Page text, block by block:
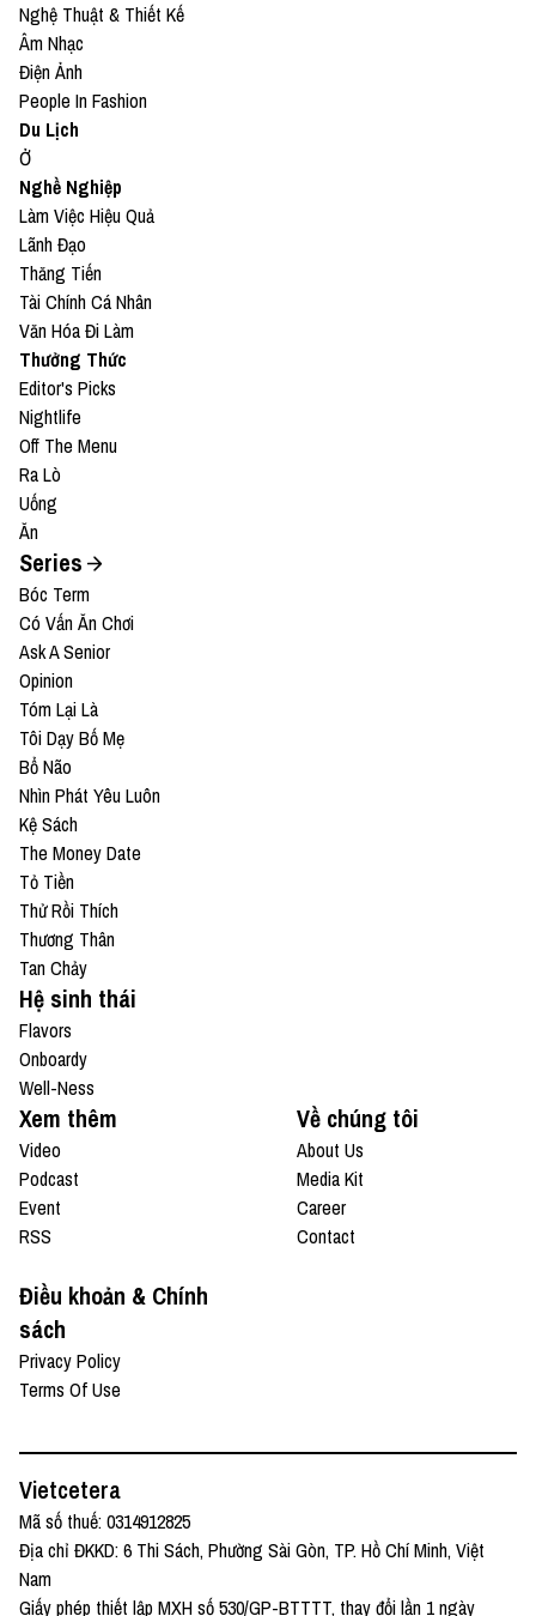
Nghệ Thuật & Thiết Kế
Âm Nhạc
Điện Ảnh
People In Fashion
Du Lịch
Ở
Nghề Nghiệp
Làm Việc Hiệu Quả
Lãnh Đạo
Thăng Tiến
Tài Chính Cá Nhân
Văn Hóa Đi Làm
Thưởng Thức
Editor's Picks
Nightlife
Off The Menu
Ra Lò
Uống
Ăn
Series
Bóc Term
Có Vấn Ăn Chơi
Ask A Senior
Opinion
Tóm Lại Là
Tôi Dạy Bố Mẹ
Bổ Não
Nhìn Phát Yêu Luôn
Kệ Sách
The Money Date
Tỏ Tiền
Thử Rồi Thích
Thương Thân
Tan Chảy
Hệ sinh thái
Flavors
Onboardy
Well-Ness
Xem thêm
Video
Podcast
Event
RSS
Về chúng tôi
About Us
Media Kit
Career
Contact
Điều khoản & Chính
sách
Privacy Policy
Terms Of Use
Vietcetera
Mã số thuế: 0314912825
Địa chỉ ĐKKD: 6 Thi Sách, Phường Sài Gòn, TP. Hồ Chí Minh, Việt
Nam
Giấy phép thiết lập MXH số 530/GP-BTTTT, thay đổi lần 1 ngày